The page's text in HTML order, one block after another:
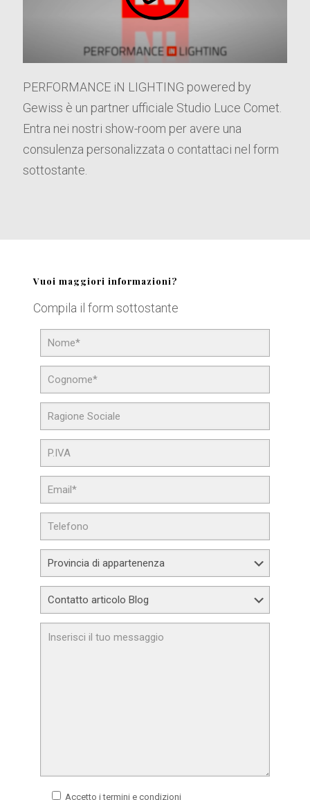
PERFORMANCE iN LIGHTING powered by
Gewiss è un partner ufficiale Studio Luce Comet.
Entra nei nostri show-room per avere una
consulenza personalizzata o contattaci nel form
sottostante.
Vuoi maggiori informazioni?
Compila il form sottostante
Accetto i termini e condizioni